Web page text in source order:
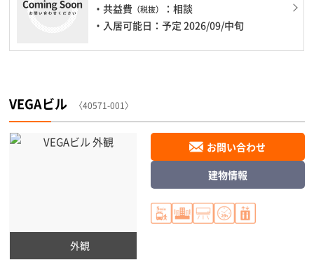
・共益費 （税抜）
：相談
・入居可能日：予定 2026/09/中旬
VEGAビル 〈40571-001〉
外観
お問い合わせ
建物情報